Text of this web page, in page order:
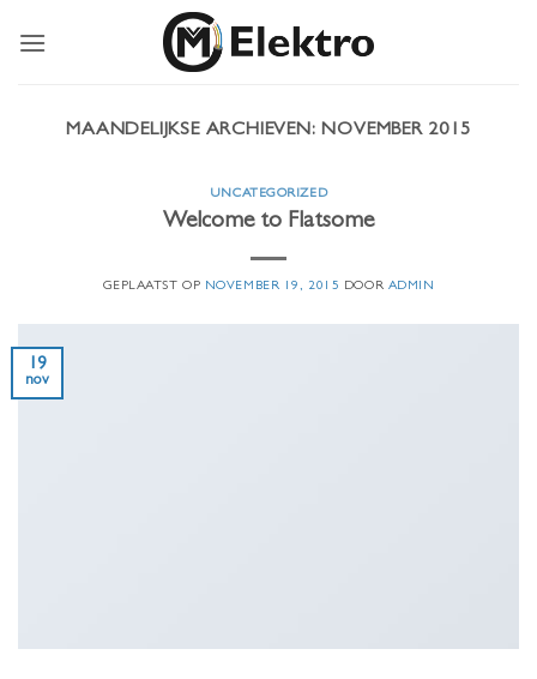
naar
MAANDELIJKSE ARCHIEVEN:NOVEMBER 2015
UNCATEGORIZED
Welcome to Flatsome
GEPLAATST OP NOVEMBER 19, 2015 DOOR ADMIN
19
nov